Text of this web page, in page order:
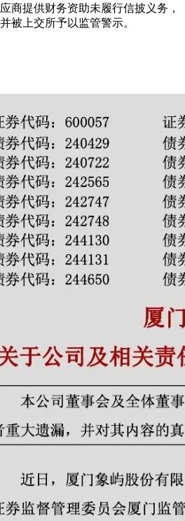
商提供财务资助未履行信披义务，
被上交所予以监管警示。